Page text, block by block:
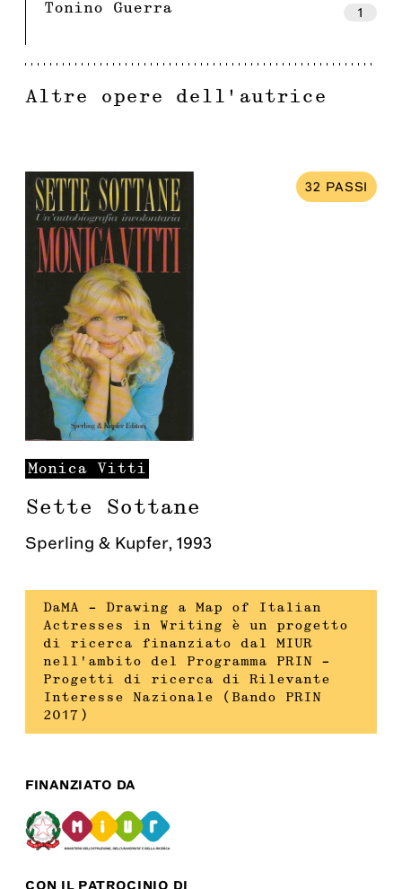
Tonino Guerra 1
Altre opere dell'autrice
32 PASSI
Monica Vitti
Sette Sottane
Sperling & Kupfer, 1993
DaMA – Drawing a Map of Italian
Actresses in Writing è un progetto
di ricerca finanziato dal MIUR
nell’ambito del Programma PRIN –
Progetti di ricerca di Rilevante
Interesse Nazionale (Bando PRIN
2017)
FINANZIATO DA
CON IL PATROCINIO DI